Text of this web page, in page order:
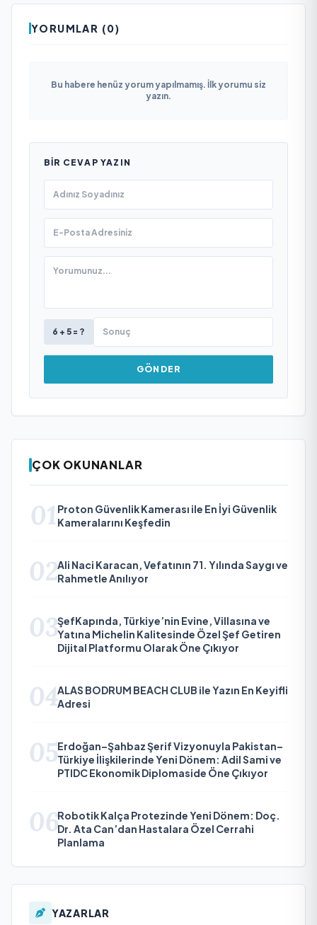
YORUMLAR (0)
Bu habere henüz yorum yapılmamış. İlk yorumu siz
yazın.
BIR CEVAP YAZIN
6 + 5 = ?
GÖNDER
ÇOK OKUNANLAR
01 Proton Güvenlik Kamerası ile En İyi Güvenlik
Kameralarını Keşfedin
02Ali Naci Karacan, Vefatının 71. Yılında Saygı ve
Rahmetle Anılıyor
03ŞefKapında, Türkiye’nin Evine, Villasına ve
Yatına Michelin Kalitesinde Özel Şef Getiren
Dijital Platformu Olarak Öne Çıkıyor
04ALAS BODRUM BEACH CLUB ile Yazın En Keyifli
Adresi
05Erdoğan–Şahbaz Şerif Vizyonuyla Pakistan–
Türkiye İlişkilerinde Yeni Dönem: Adil Sami ve
PTIDC Ekonomik Diplomaside Öne Çıkıyor
06Robotik Kalça Protezinde Yeni Dönem: Doç.
Dr. Ata Can’dan Hastalara Özel Cerrahi
Planlama
YAZARLAR